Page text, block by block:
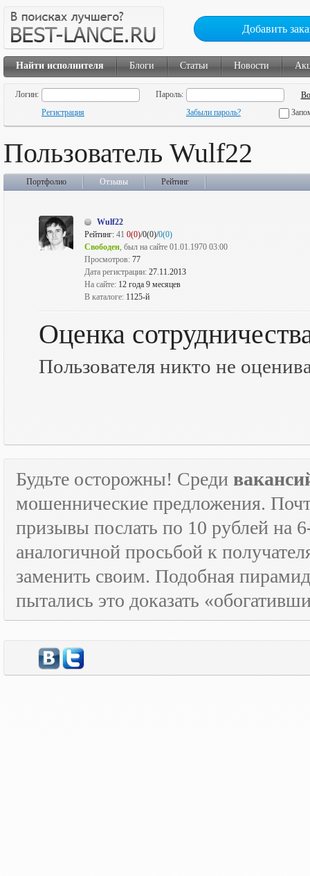
Добавить
Найти исполнителя Блоги Статьи Новости
Логин:
Пароль:
Регистрация
Забыли пароль?
Пользователь Wulf22
Портфолио Отзывы Рейтинг
Wulf22
Рейтинг: 41 0(0)/0(0)/0(0)
Свободен, был на сайте 01.01.1970 03:00
Просмотров: 77
Дата регистрации: 27.11.2013
На сайте: 12 года 9 месяцев
В каталоге: 1125-й
Оценка
Пользователя никто не
Будьте осторожны! Среди
мошеннические предложения.
призывы послать по 10 рублей на
аналогичной просьбой к
заменить своим. Подобная
пытались это доказать